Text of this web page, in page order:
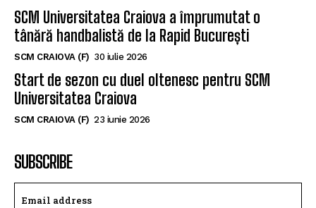
SCM Universitatea Craiova a împrumutat o
tânără handbalistă de la Rapid București
SCM CRAIOVA (F) 30 iulie 2026
Start de sezon cu duel oltenesc pentru SCM
Universitatea Craiova
SCM CRAIOVA (F) 23 iunie 2026
SUBSCRIBE